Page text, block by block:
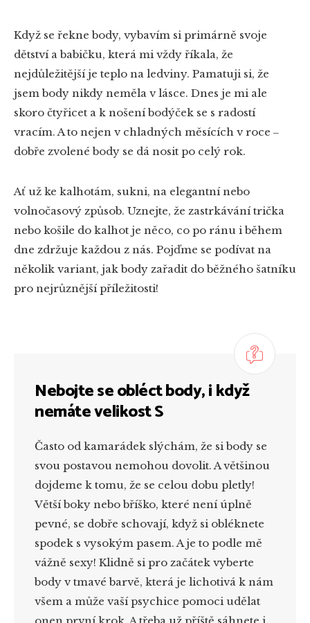
Když se řekne body, vybavím si primárně svoje
dětství a babičku, která mi vždy říkala, že
nejdůležitější je teplo na ledviny. Pamatuji si, že
jsem body nikdy neměla v lásce. Dnes je mi ale
skoro čtyřicet a k nošení bodýček se s radostí
vracím. A to nejen v chladných měsících v roce ‒
dobře zvolené body se dá nosit po celý rok.
Ať už ke kalhotám, sukni, na elegantní nebo
volnočasový způsob. Uznejte, že zastrkávání trička
nebo košile do kalhot je něco, co po ránu i během
dne zdržuje každou z nás. Pojďme se podívat na
několik variant, jak body zařadit do běžného šatníku
pro nejrůznější příležitosti!
Nebojte se obléct body, i když
nemáte velikost S
Často od kamarádek slýchám, že si body se
svou postavou nemohou dovolit. A většinou
dojdeme k tomu, že se celou dobu pletly!
Větší boky nebo bříško, které není úplně
pevné, se dobře schovají, když si obléknete
spodek s vysokým pasem. A je to podle mě
vážně sexy! Klidně si pro začátek vyberte
body v tmavé barvě, která je lichotivá k nám
všem a může vaší psychice pomoci udělat